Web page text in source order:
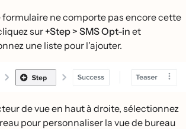
formulaire ne comporte pas encore cette
sur +Step > SMS Opt-in et
une liste pour l'ajouter.
de vue en haut à droite, sélectionnez
pour personnaliser la vue de bureau